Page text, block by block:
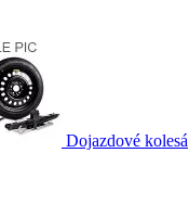
Dojazdové kolesá